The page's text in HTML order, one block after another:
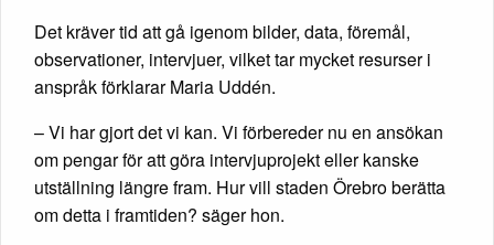
Det kräver tid att gå igenom bilder, data, föremål,
observationer, intervjuer, vilket tar mycket resurser i
anspråk förklarar Maria Uddén.
– Vi har gjort det vi kan. Vi förbereder nu en ansökan
om pengar för att göra intervjuprojekt eller kanske
utställning längre fram. Hur vill staden Örebro berätta
om detta i framtiden? säger hon.